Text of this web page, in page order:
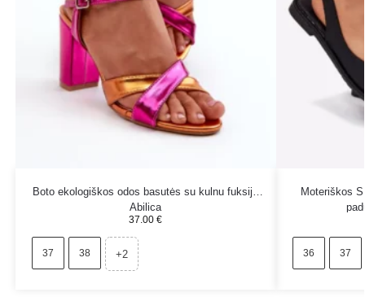
Boto ekologiškos odos basutės su kulnu fuksija
Abilica
37.00€
37 38 +2
Moteriškos
36 37